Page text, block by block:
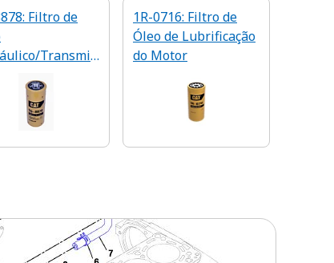
Filtro de
Transmis
1R-0716: Filtro de
Óleo de Lubrificação
do Motor